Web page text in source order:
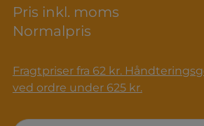
Pris inkl. moms
Normalpris
Fragtpriser fra 62 kr. Håndteringsgebyr på 30 kr.
ved ordre under 625 kr.